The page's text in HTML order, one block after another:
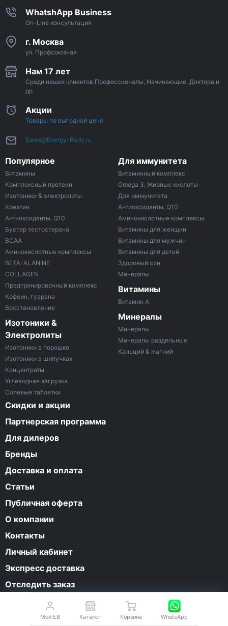
WhatshApp Business
On-Line консультация
г. Москва
ул. Профсоюзная
Нам 17 лет
Среди наших клиентов Профессионалы, Начинающие, Доктора и
др
Акции
Товары по выгодной цене
Sales@Energy-Body.ru
Популярное
Витамины
Комплексный протеин
Изотоники & электролиты
Креатин
Антиоксиданты, Q10
Бустер тестостерона
ВСАА
Аминокислотные комплексы
BETA-ALANINE
COLLAGEN
Предтренировочный комплекс
Кофеин, гуарана
Восстановление
Изотоники &
Электролиты
Изотоники в порошке
Изотоники в шипучках
Концентраты
Углеводная загрузка
Солевые таблетки
Для иммунитета
Витаминный комплекс
Omega 3, Жирные кислоты
Для иммунитета
Антиоксиданты, Q10
Аминокислотные комплексы
Витамины для женщин
Витамины для мужчин
Витамины для детей
Здоровый сон
Минералы
Витамины
Витамин A
Минералы
Минералы
Минералы раздельные
Кальций & магний
Скидки и акции
Партнерская программа
Для дилеров
Бренды
Доставка и оплата
Статьи
Публичная оферта
О компании
Контакты
Личный кабинет
Экспресс доставка
Отследить заказ
Возврат и обмен
Мой EB Каталог Корзина WhatsApp